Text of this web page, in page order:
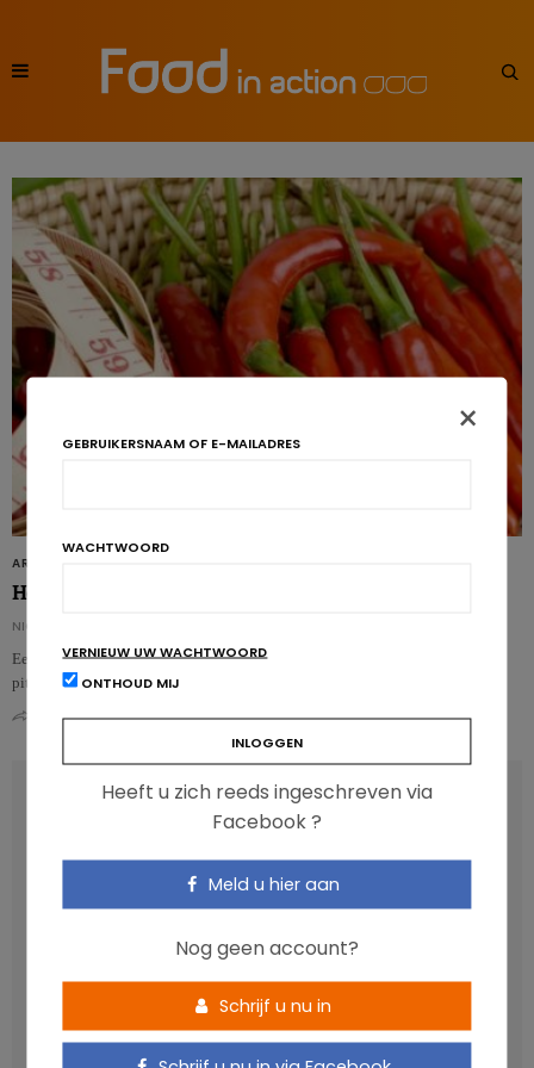
ARTIKELS
Helpt chilipeper tegen overgewicht?
NICOLAS GUGGENBÜHL
Een nieuwe studie bij muizen toont aan dat capsaïcine, de stof die chilipeper
pittig maakt…
0
RECENT POSTS
Anthocyanen: gunstig voor de cardiometabole
Een gezonde darmmicrobiota is goed, maar wat is dat
eigenlijk?
Vis, verontreinigende stoffen en omega-3: wat zijn de
aanbevelingen?
×
GEBRUIKERSNAAM OF E-MAILADRES
WACHTWOORD
VERNIEUW UW WACHTWOORD
ONTHOUD MIJ
Heeft u zich reeds ingeschreven via
Facebook ?
Meld u hier aan
Nog geen account?
Schrijf u nu in